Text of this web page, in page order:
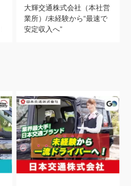
大輝交通株式会社（本社営
業所）/未経験から“最速で
安定収入へ”